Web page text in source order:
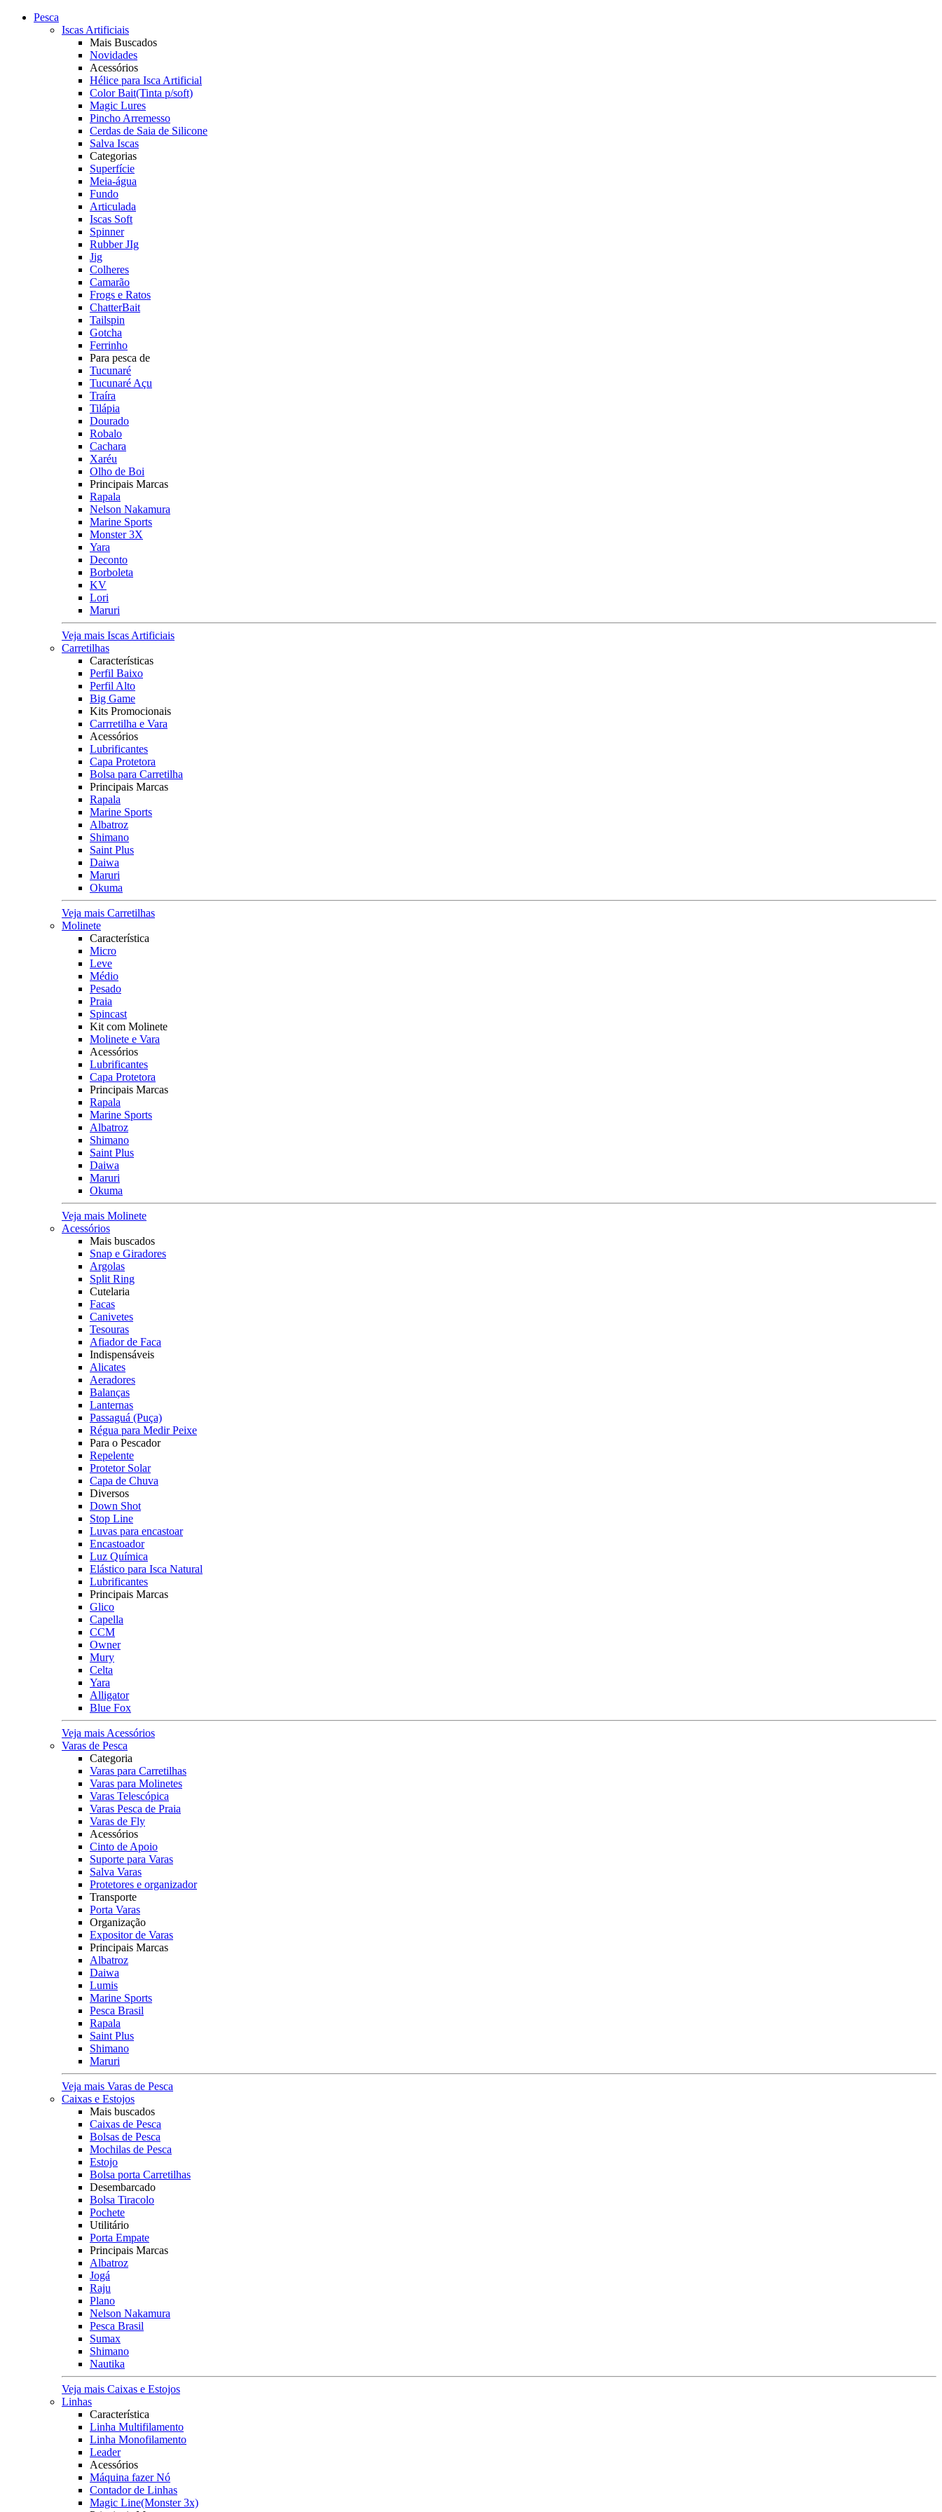
Pesca
Iscas Artificiais
Mais Buscados
Novidades
Acessórios
Hélice para Isca Artificial
Color Bait(Tinta p/soft)
Magic Lures
Pincho Arremesso
Cerdas de Saia de Silicone
Salva Iscas
Categorias
Superfície
Meia-água
Fundo
Articulada
Iscas Soft
Spinner
Rubber JIg
Jig
Colheres
Camarão
Frogs e Ratos
ChatterBait
Tailspin
Gotcha
Ferrinho
Para pesca de
Tucunaré
Tucunaré Açu
Traíra
Tilápia
Dourado
Robalo
Cachara
Xaréu
Olho de Boi
Principais Marcas
Rapala
Nelson Nakamura
Marine Sports
Monster 3X
Yara
Deconto
Borboleta
KV
Lori
Maruri
Veja mais Iscas Artificiais
Carretilhas
Características
Perfil Baixo
Perfil Alto
Big Game
Kits Promocionais
Carrretilha e Vara
Acessórios
Lubrificantes
Capa Protetora
Bolsa para Carretilha
Principais Marcas
Rapala
Marine Sports
Albatroz
Shimano
Saint Plus
Daiwa
Maruri
Okuma
Veja mais Carretilhas
Molinete
Característica
Micro
Leve
Médio
Pesado
Praia
Spincast
Kit com Molinete
Molinete e Vara
Acessórios
Lubrificantes
Capa Protetora
Principais Marcas
Rapala
Marine Sports
Albatroz
Shimano
Saint Plus
Daiwa
Maruri
Okuma
Veja mais Molinete
Acessórios
Mais buscados
Snap e Giradores
Argolas
Split Ring
Cutelaria
Facas
Canivetes
Tesouras
Afiador de Faca
Indispensáveis
Alicates
Aeradores
Balanças
Lanternas
Passaguá (Puça)
Régua para Medir Peixe
Para o Pescador
Repelente
Protetor Solar
Capa de Chuva
Diversos
Down Shot
Stop Line
Luvas para encastoar
Encastoador
Luz Química
Elástico para Isca Natural
Lubrificantes
Principais Marcas
Glico
Capella
CCM
Owner
Mury
Celta
Yara
Alligator
Blue Fox
Veja mais Acessórios
Varas de Pesca
Categoria
Varas para Carretilhas
Varas para Molinetes
Varas Telescópica
Varas Pesca de Praia
Varas de Fly
Acessórios
Cinto de Apoio
Suporte para Varas
Salva Varas
Protetores e organizador
Transporte
Porta Varas
Organização
Expositor de Varas
Principais Marcas
Albatroz
Daiwa
Lumis
Marine Sports
Pesca Brasil
Rapala
Saint Plus
Shimano
Maruri
Veja mais Varas de Pesca
Caixas e Estojos
Mais buscados
Caixas de Pesca
Bolsas de Pesca
Mochilas de Pesca
Estojo
Bolsa porta Carretilhas
Desembarcado
Bolsa Tiracolo
Pochete
Utilitário
Porta Empate
Principais Marcas
Albatroz
Jogá
Raju
Plano
Nelson Nakamura
Pesca Brasil
Sumax
Shimano
Nautika
Veja mais Caixas e Estojos
Linhas
Característica
Linha Multifilamento
Linha Monofilamento
Leader
Acessórios
Máquina fazer Nó
Contador de Linhas
Magic Line(Monster 3x)